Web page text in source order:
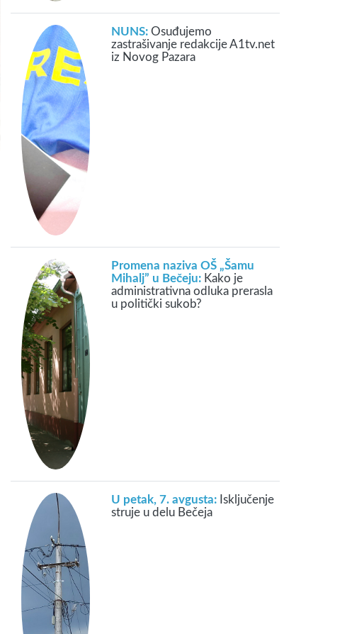
NUNS: Osuđujemo
zastrašivanje redakcije A1tv.net
iz Novog Pazara
Promena naziva OŠ „Šamu
Mihalj” u Bečeju: Kako je
administrativna odluka prerasla
u politički sukob?
U petak, 7. avgusta: Isključenje
struje u delu Bečeja